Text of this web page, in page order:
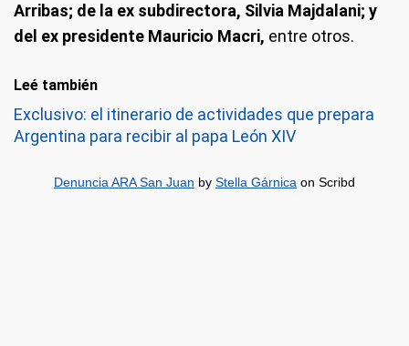
Arribas; de la ex subdirectora, Silvia Majdalani; y
del ex presidente Mauricio Macri, entre otros.
Leé también
Exclusivo: el itinerario de actividades que prepara
Argentina para recibir al papa León XIV
Denuncia ARA San Juan by Stella Gárnica on Scribd